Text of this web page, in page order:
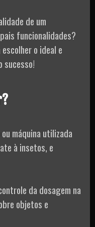
de um
funcionalidades?
o ideal e
sucesso!
máquina utilizada
à insetos, e
da dosagem na
objetos e